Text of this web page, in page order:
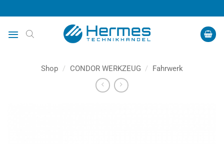
Inhalt
springen
Shop / CONDOR WERKZEUG / Fahrwerk